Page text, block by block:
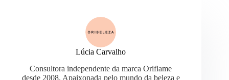
Lúcia Carvalho
Consultora independente da marca Oriflame
desde 2008. Apaixonada pelo mundo da beleza e